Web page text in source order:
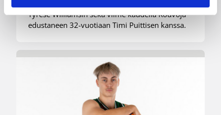
Tyrese Williamsin sekä viime kaudella Kouvoja
edustaneen 32-vuotiaan Timi Puittisen kanssa.